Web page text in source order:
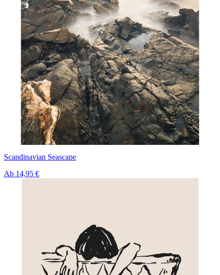
Scandinavian Seascape
Ab 14,95 €